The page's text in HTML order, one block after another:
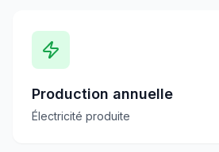
Production annuelle
Électricité produite